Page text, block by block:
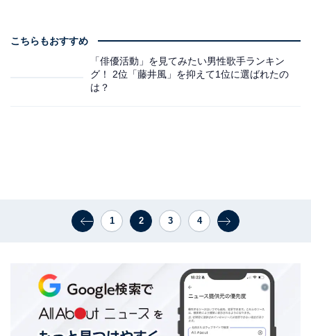
こちらもおすすめ
「俳優活動」を見てみたい男性歌手ランキン
グ！ 2位「藤井風」を抑えて1位に選ばれたの
は？
1 2 3 4